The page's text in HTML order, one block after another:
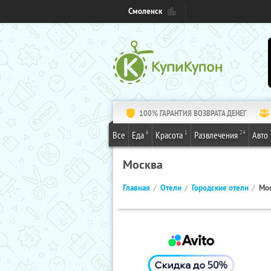
Смоленск
100% ГАРАНТИЯ ВОЗВРАТА ДЕНЕГ
Все Еда 6 Красота 1 Развлечения 24 Авто
Москва
Главная Отели Городские отели